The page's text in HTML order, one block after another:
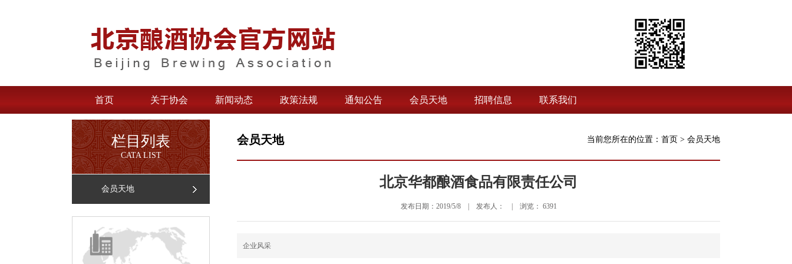
首页 关于协会 新闻动态 政策法规 通知公告 会员天地 招聘信息 联系我们
栏目列表
CATA LIST
会员天地
会员天地 当前您所在的位置： 首页 > 会员天地
北京华都酿酒食品有限责任公司
发布日期：2019/5/8 | 发布人： | 浏览： 6391
企业风采